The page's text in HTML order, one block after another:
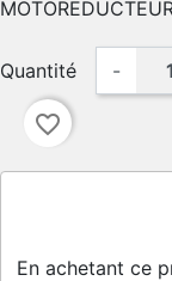
Quantité -
favorite_border
En achetant ce